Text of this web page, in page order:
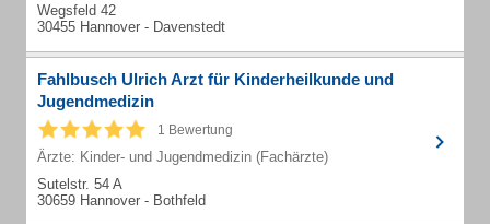
Wegsfeld 42
30455 Hannover - Davenstedt
Fahlbusch Ulrich Arzt für Kinderheilkunde und
Jugendmedizin
1 Bewertung
Ärzte: Kinder- und Jugendmedizin (Fachärzte)
Sutelstr. 54 A
30659 Hannover - Bothfeld